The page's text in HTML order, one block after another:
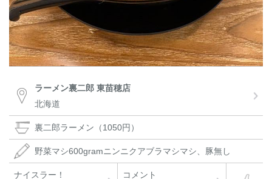
ラーメン裏二郎 東苗穂店
北海道
裏二郎ラーメン（1050円）
野菜マシ600gramニンニクアブラマシマシ、豚無し
ナイスラー！ コメント